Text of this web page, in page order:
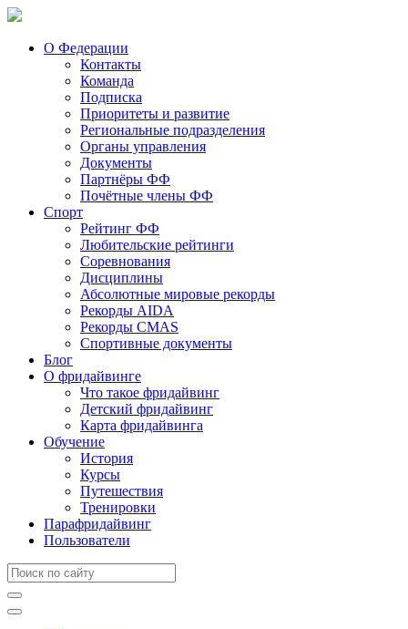
О Федерации
Контакты
Команда
Подписка
Приоритеты и развитие
Региональные подразделения
Органы управления
Документы
Партнёры ФФ
Почётные члены ФФ
Спорт
Рейтинг ФФ
Любительские рейтинги
Соревнования
Дисциплины
Абсолютные мировые рекорды
Рекорды AIDA
Рекорды CMAS
Спортивные документы
Блог
О фридайвинге
Что такое фридайвинг
Детский фридайвинг
Карта фридайвинга
Обучение
История
Курсы
Путешествия
Тренировки
Парафридайвинг
Пользователи